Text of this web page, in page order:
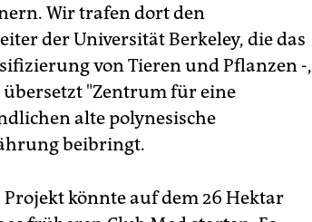
Wir trafen dort den
der Universität Berkeley, die das
von Tieren und Pflanzen -,
"Zentrum für eine
alte polynesische
beibringt.
könnte auf dem 26 Hektar